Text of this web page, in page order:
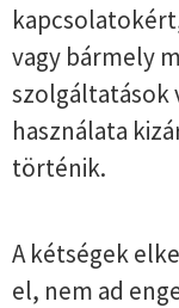
vagy bármely
szolgáltatások
használata
történik.
A kétségek
el, nem ad